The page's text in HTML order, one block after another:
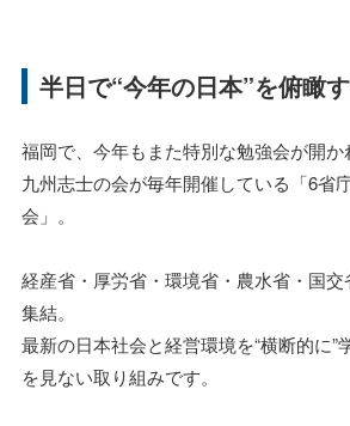
半日で“今年の日本”を俯瞰
福岡で、今年もまた特別な勉強会が開か
九州志士の会が毎年開催している「6省
会」。
経産省・厚労省・環境省・農水省・国
集結。
最新の日本社会と経営環境を“横断的に”
を見ない取り組みです。